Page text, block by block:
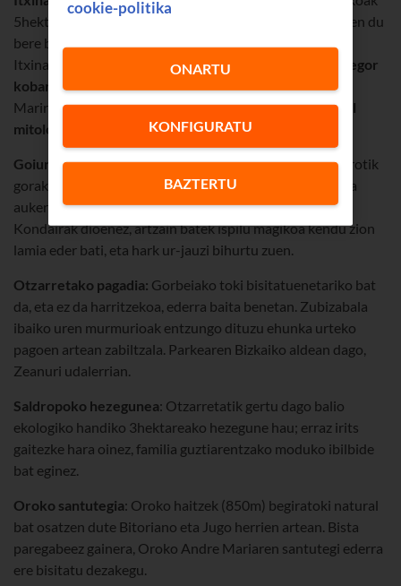
5hektarea eta erditik gorako azalera du; urak beti bilatzen du
bere bidea bertako labirinto, haitzulo eta simetan zehar.
Itxinara joateko,
Atxularren begia zeharkatu eta
Supelegor
kobara
jaistea gomendatzen dugu; diotenez, Anbotoko
Mariren bizilekuetako bat da. Gorbeian bizi direneuskal
mitologiako
pertsonaia ugarietako bat da Mari.
Goiuriko ur-jauzia: Jaundia ibaiak egiten duen 100metrotik
gorako jauzi ikusgarria. Arabako Goiuri herrian dago, eta
aukera dago begiratoki batetik ur-jauziaz gozatzeko.
Kondairak dioenez, artzain batek ispilu magikoa kendu zion
lamia eder bati, eta hark ur-jauzi bihurtu zuen.
Otzarretako pagadia: Gorbeiako toki bisitatuenetariko bat
da, eta ez da harritzekoa, ederra baita benetan. Zubizabala
ibaiko uren murmurioak entzungo dituzu ehunka urteko
pagoen artean zabiltzala. Parkearen Bizkaiko aldean dago,
Zeanuri udalerrian.
Saldropoko hezegunea: Otzarretatik gertu dago balio
ekologiko handiko 3hektareako hezegune hau; erraz irits
gaitezke hara oinez, familia guztiarentzako moduko ibilbide
bat eginez.
Oroko santutegia: Oroko haitzek (850m) begiratoki natural
bat osatzen dute Bitoriano eta Jugo herrien artean. Bista
paregabeez gainera, Oroko Andre Mariaren santutegi ederra
ere bisitatu dezakegu.
cookie-politika
KONFIGURATU
BAZTERTU
ONARTU